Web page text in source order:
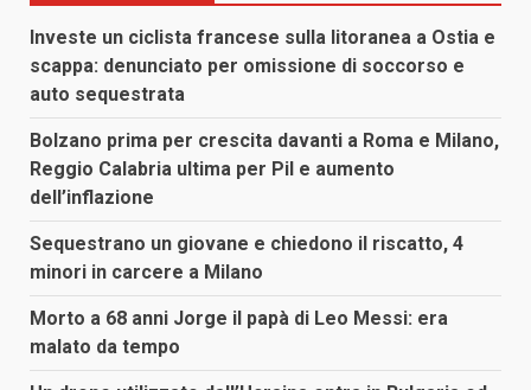
Investe un ciclista francese sulla litoranea a Ostia e
scappa: denunciato per omissione di soccorso e
auto sequestrata
Bolzano prima per crescita davanti a Roma e Milano,
Reggio Calabria ultima per Pil e aumento
dell’inflazione
Sequestrano un giovane e chiedono il riscatto, 4
minori in carcere a Milano
Morto a 68 anni Jorge il papà di Leo Messi: era
malato da tempo